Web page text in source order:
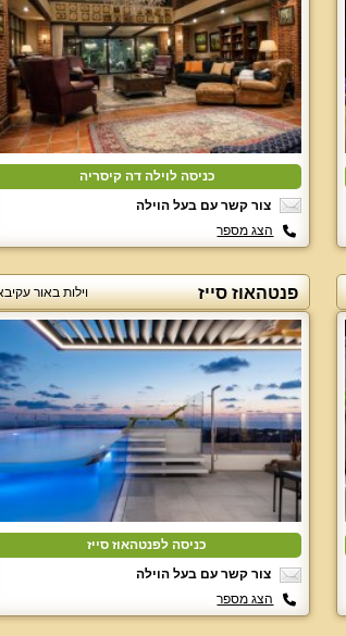
כניסה לוילה דה קיסריה
צור קשר עם בעל הוילה
הצג מספר
פנטהאוז סייז וילות באור
כניסה לפנטהאוז סייז
צור קשר עם בעל הוילה
הצג מספר